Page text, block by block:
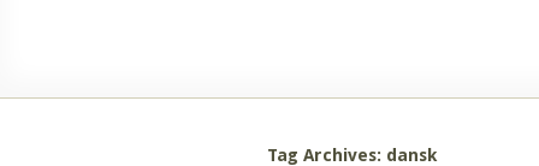
Tag Archives: dansk